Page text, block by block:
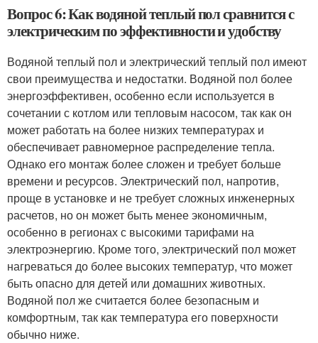
Вопрос 6: Как водяной теплый пол сравнится с
электрическим по эффективности и удобству
Водяной теплый пол и электрический теплый пол имеют
свои преимущества и недостатки. Водяной пол более
энергоэффективен, особенно если используется в
сочетании с котлом или тепловым насосом, так как он
может работать на более низких температурах и
обеспечивает равномерное распределение тепла.
Однако его монтаж более сложен и требует больше
времени и ресурсов. Электрический пол, напротив,
проще в установке и не требует сложных инженерных
расчетов, но он может быть менее экономичным,
особенно в регионах с высокими тарифами на
электроэнергию. Кроме того, электрический пол может
нагреваться до более высоких температур, что может
быть опасно для детей или домашних животных.
Водяной пол же считается более безопасным и
комфортным, так как температура его поверхности
обычно ниже.